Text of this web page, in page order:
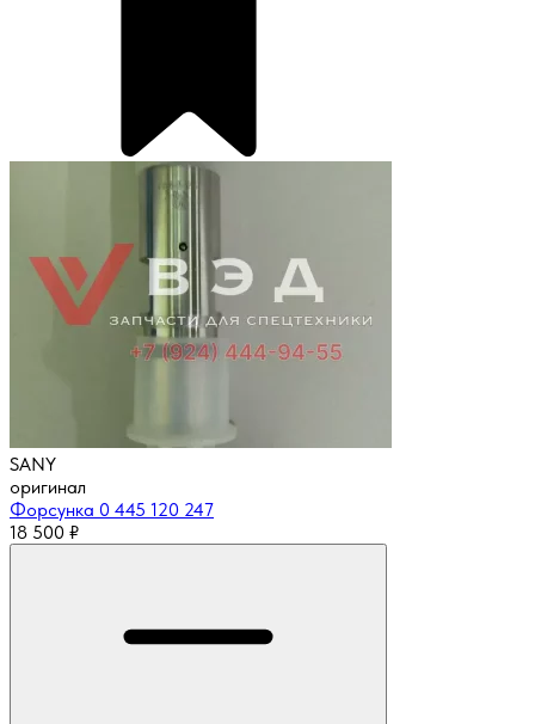
SANY
оригинал
Форсунка 0 445 120 247
18 500 ₽